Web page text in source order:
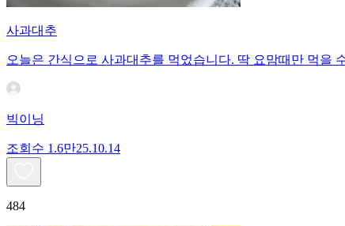
사과대추
오늘은 간식으로 사과대추를 먹었습니다. 딱 요맘때만 먹을
빅이닝
조회수 1.6만25.10.14
484